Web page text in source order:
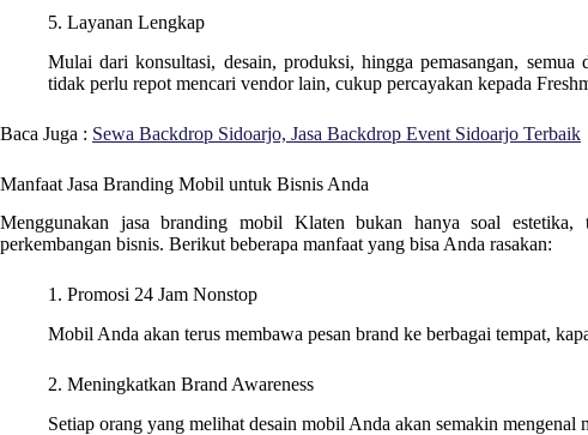
5. Layanan Lengkap
Mulai dari konsultasi, desain, produksi, hingga pemasangan, semua
tidak perlu repot mencari vendor lain, cukup percayakan kepada
Baca Juga : Sewa Backdrop Sidoarjo, Jasa Backdrop Event Sidoarjo Terbaik
Manfaat Jasa Branding Mobil untuk Bisnis Anda
Menggunakan jasa branding mobil Klaten bukan hanya soal
perkembangan bisnis. Berikut beberapa manfaat yang bisa Anda rasakan:
1. Promosi 24 Jam Nonstop
Mobil Anda akan terus membawa pesan brand ke berbagai tempat,
2. Meningkatkan Brand Awareness
Setiap orang yang melihat desain mobil Anda akan semakin mengenal